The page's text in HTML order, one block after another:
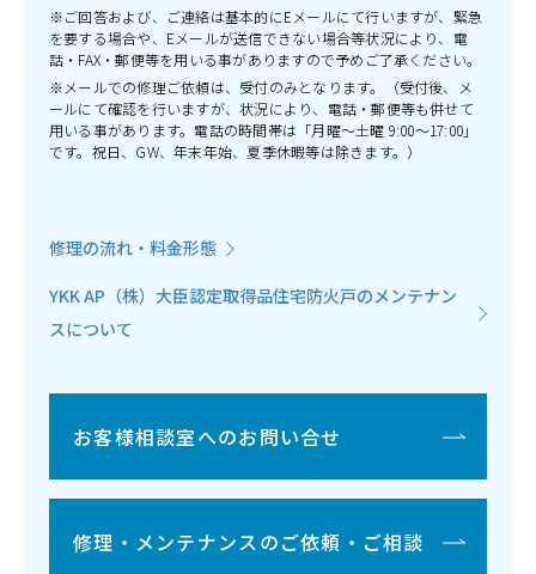
※ご回答および、ご連絡は基本的にEメールにて行いますが、緊急
を要する場合や、Eメールが送信できない場合等状況により、電
話・FAX・郵便等を用いる事がありますので予めご了承ください。
※メールでの修理ご依頼は、受付のみとなります。（受付後、メ
ールにて確認を行いますが、状況により、電話・郵便等も併せて
用いる事があります。電話の時間帯は「月曜～土曜 9:00～17:00」
です。祝日、GW、年末年始、夏季休暇等は除きます。）
修理の流れ・料金形態
YKK AP（株）大臣認定取得品住宅防火戸のメンテナン
スについて
お客様相談室へのお問い合せ
修理・メンテナンスのご依頼・ご相談